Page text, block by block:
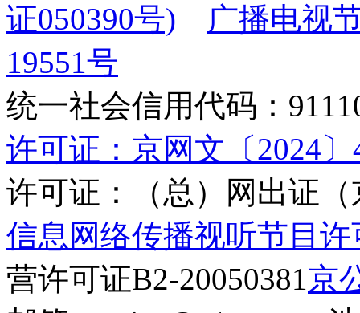
证050390号)
广播电视
19551号
统一社会信用代码：
许可证：京网文〔2024〕
许可证：（总）网出证（
信息网络传播视听节目许
营许可证B2-20050381京